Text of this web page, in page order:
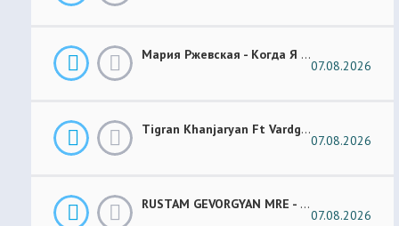
Мария Ржевская - Когда Я Стану Кошкой (Future Garage Remix)
07.08.2026
Tigran Khanjaryan Ft Vardges - Pap Jan
07.08.2026
RUSTAM GEVORGYAN MRE - GAR XOROVATC
07.08.2026